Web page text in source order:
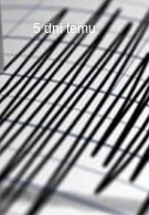
5 dni temu